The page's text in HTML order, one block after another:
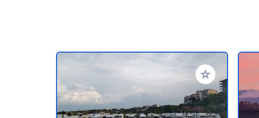
Voeg toe aan je